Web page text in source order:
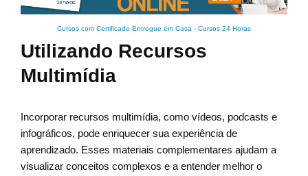
Cursos com Certificado Entregue em Casa - Cursos 24 Horas
Utilizando Recursos
Multimídia
Incorporar recursos multimídia, como vídeos, podcasts e
infográficos, pode enriquecer sua experiência de
aprendizado. Esses materiais complementares ajudam a
visualizar conceitos complexos e a entender melhor o